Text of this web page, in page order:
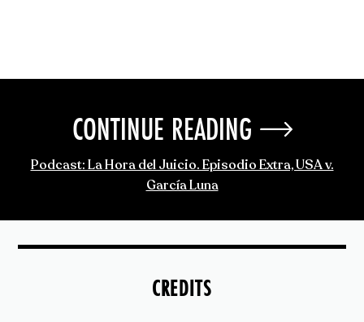
CONTINUE READING
Podcast: La Hora del Juicio. Episodio Extra, USA v.
García Luna
CREDITS